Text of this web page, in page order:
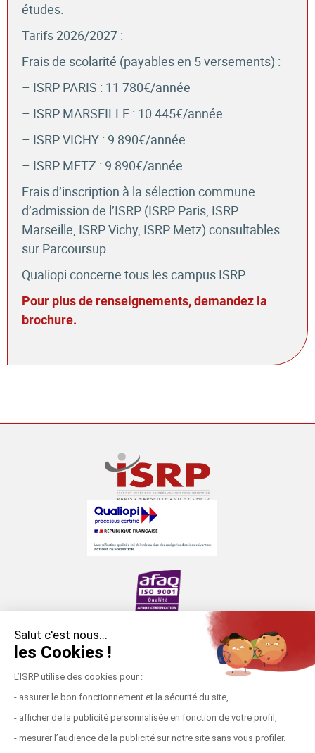
Salut c'est nous...
les Cookies !
L’ISRP utilise des cookies pour :
- assurer le bon fonctionnement et la sécurité du site,
- afficher de la publicité personnalisée en fonction de votre profil,
- mesurer l’audience de la publicité sur notre site sans vous profiler.
études.
Tarifs 2026/2027 :
Frais de scolarité (payables en 5 versements) :
– ISRP PARIS : 11 780€/année
– ISRP MARSEILLE : 10 445€/année
– ISRP VICHY : 9 890€/année
– ISRP METZ : 9 890€/année
Frais d’inscription à la sélection commune
d’admission de l’ISRP (ISRP Paris, ISRP
Marseille, ISRP Vichy, ISRP Metz) consultables
sur Parcoursup.
Qualiopi concerne tous les campus ISRP.
Pour plus de renseignements, demandez la
brochure.
Établissement d’enseignement supérieur privé (loi
du 12 juillet 1875).
Formation placée sous la double tutelle du
ministère de l’Enseignement supérieur, de la
Solidarités et de la Santé.